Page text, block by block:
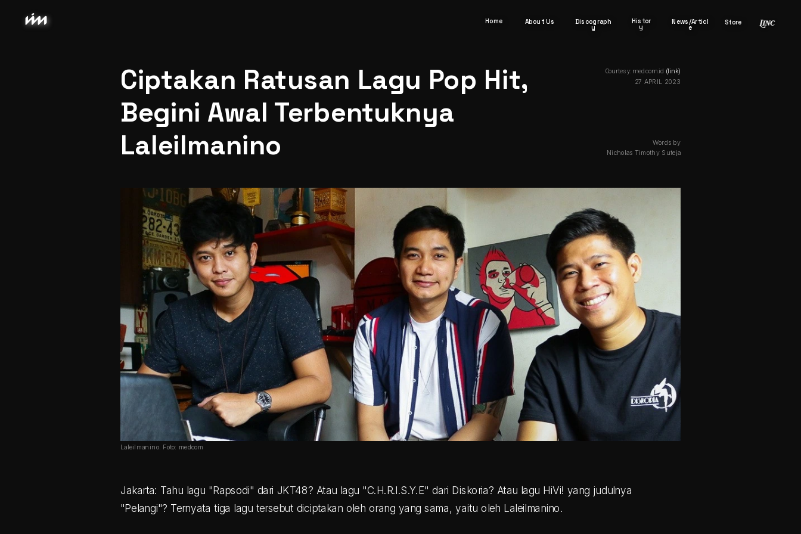
Ciptakan Ratusan Lagu Pop Hit,
Begini Awal Terbentuknya
Laleilmanino
Courtesy: medcom.id (link)
27 APRIL 2023
Words by
Nicholas Timothy Suteja
Laleilmanino. Foto: medcom
Jakarta: Tahu lagu "Rapsodi" dari JKT48? Atau lagu "C.H.R.I.S.Y.E" dari Diskoria? Atau lagu HiVi! yang judulnya
"Pelangi"? Ternyata tiga lagu tersebut diciptakan oleh orang yang sama, yaitu oleh Laleilmanino.
Home Discograph
y
Histor
y
News/Articl
e
Store
About Us